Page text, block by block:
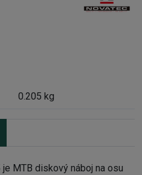
0.205 kg
je MTB diskový náboj na osu